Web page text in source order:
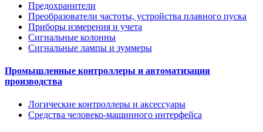
Предохранители
Преобразователи частоты, устройства плавного пуска
Приборы измерения и учета
Сигнальные колонны
Сигнальные лампы и зуммеры
Промышленные контроллеры и автоматизация
производства
Логические контроллеры и аксессуары
Средства человеко-машинного интерфейса